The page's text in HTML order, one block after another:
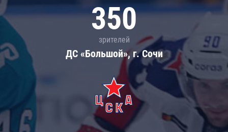
350
зрителей
ДС «Большой», г. Сочи